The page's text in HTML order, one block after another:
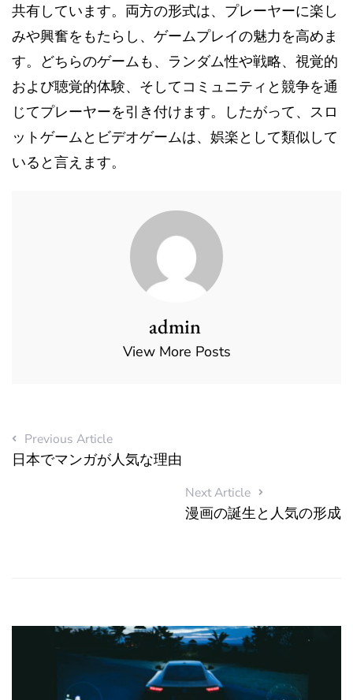
共有しています。両方の形式は、プレーヤーに楽し
みや興奮をもたらし、ゲームプレイの魅力を高めま
す。どちらのゲームも、ランダム性や戦略、視覚的
および聴覚的体験、そしてコミュニティと競争を通
じてプレーヤーを引き付けます。したがって、スロ
ットゲームとビデオゲームは、娯楽として類似して
いると言えます。
admin
View More Posts
Previous Article
日本でマンガが人気な理由
Next Article
漫画の誕生と人気の形成